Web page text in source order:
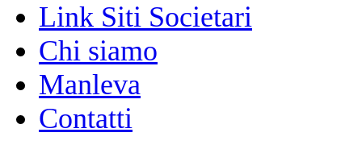
Link Siti Societari
Chi siamo
Manleva
Contatti